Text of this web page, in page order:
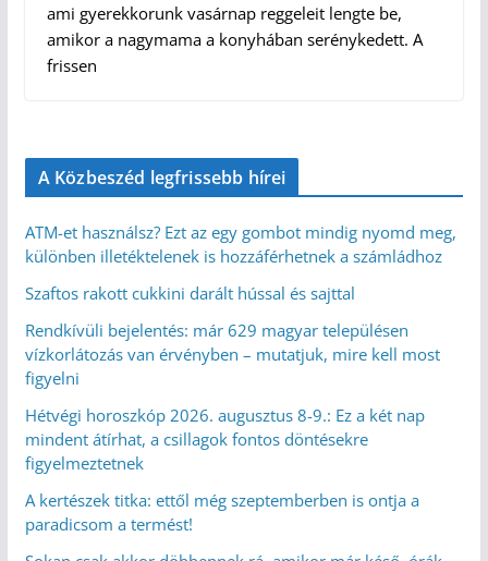
ami gyerekkorunk vasárnap reggeleit lengte be,
amikor a nagymama a konyhában serénykedett. A
frissen
A Közbeszéd legfrissebb hírei
ATM-et használsz? Ezt az egy gombot mindig nyomd meg,
különben illetéktelenek is hozzáférhetnek a számládhoz
Szaftos rakott cukkini darált hússal és sajttal
Rendkívüli bejelentés: már 629 magyar településen
vízkorlátozás van érvényben – mutatjuk, mire kell most
figyelni
Hétvégi horoszkóp 2026. augusztus 8-9.: Ez a két nap
mindent átírhat, a csillagok fontos döntésekre
figyelmeztetnek
A kertészek titka: ettől még szeptemberben is ontja a
paradicsom a termést!